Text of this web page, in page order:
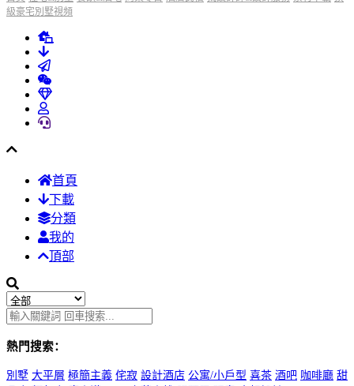
級豪宅別墅視頻
首頁
下載
分類
我的
頂部
熱門搜索：
別墅 大平層 極簡主義 侘寂 設計酒店 公寓/小戶型 喜茶 酒吧 咖啡廳 甜